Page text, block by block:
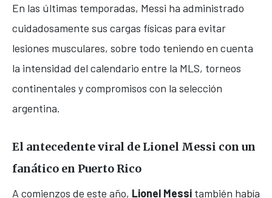
En las últimas temporadas, Messi ha administrado
cuidadosamente sus cargas físicas para evitar
lesiones musculares, sobre todo teniendo en cuenta
la intensidad del calendario entre la MLS, torneos
continentales y compromisos con la selección
argentina.
El antecedente viral de Lionel Messi con un
fanático en Puerto Rico
A comienzos de este año, Lionel Messi también había